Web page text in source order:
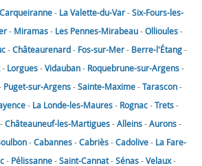
Carqueiranne- La Valette-du-Var-Six-Fours-les-
- Miramas- Les Pennes-Mirabeau-Ollioules-
-Châteaurenard- Fos-sur-Mer- Berre-l'Étang-
- Lorgues-Vidauban- Roquebrune-sur-Argens-
Puget-sur-Argens-Sainte-Maxime-Tarascon-
- La Londe-les-Maures- Rognac-Trets-
Châteauneuf-les-Martigues-Alleins-Aurons-
-Cabannes-Cabriès-Cadolive- La Fare-
- Pélissanne-Saint-Cannat-Sénas-Velaux-